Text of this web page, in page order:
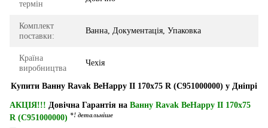
термін
Комплект
поставки:
Ванна, Документація, Упаковка
Країна
виробництва
Чехія
Купити Ванну Ravak BeHappy II 170x75 R (C951000000) у Дніпрі
АКЦІЯ!!! Довічна Гарантія на Ванну Ravak BeHappy II 170x75
R (C951000000) *! детальніше